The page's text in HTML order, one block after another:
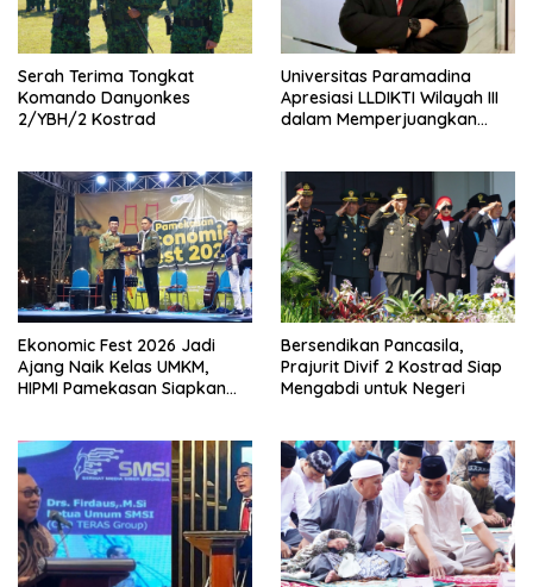
Serah Terima Tongkat
Komando Danyonkes
2/YBH/2 Kostrad
Universitas Paramadina
Apresiasi LLDIKTI Wilayah III
dalam Memperjuangkan
Ekonomic Fest 2026 Jadi
Ajang Naik Kelas UMKM,
HIPMI Pamekasan Siapkan
Bersendikan Pancasila,
Prajurit Divif 2 Kostrad Siap
Mengabdi untuk Negeri